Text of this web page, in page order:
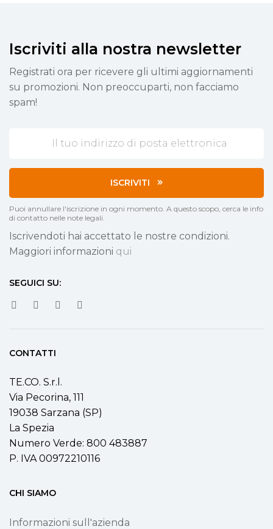
Iscriviti alla nostra newsletter
Registrati ora per ricevere gli ultimi aggiornamenti
su promozioni. Non preoccuparti, non facciamo
spam!
ISCRIVITI
Puoi annullare l'iscrizione in ogni momento. A questo scopo, cerca le info
di contatto nelle note legali.
Iscrivendoti hai accettato le nostre condizioni.
Maggiori informazioni qui
SEGUICI SU:
CONTATTI
TE.CO. S.r.l.
Via Pecorina, 111
19038 Sarzana (SP)
La Spezia
Numero Verde: 800 483887
P. IVA 00972210116
CHI SIAMO
Informazioni sull'azienda